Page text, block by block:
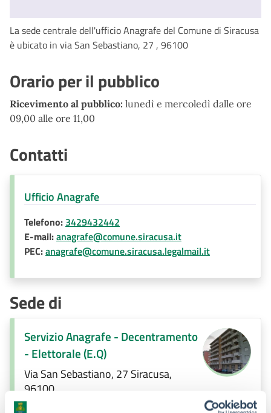
La sede centrale dell'ufficio Anagrafe del Comune di Siracusa
è ubicato in via San Sebastiano, 27 , 96100
Orario per il pubblico
Ricevimento al pubblico: lunedì e mercoledì dalle ore
09,00 alle ore 11,00
Contatti
Ufficio Anagrafe
Telefono: 3429432442
E-mail:anagrafe@comune.siracusa.it
PEC:anagrafe@comune.siracusa.legalmail.it
Sede di
Servizio Anagrafe - Decentramento
- Elettorale (E.Q)
Via San Sebastiano, 27 Siracusa,
96100